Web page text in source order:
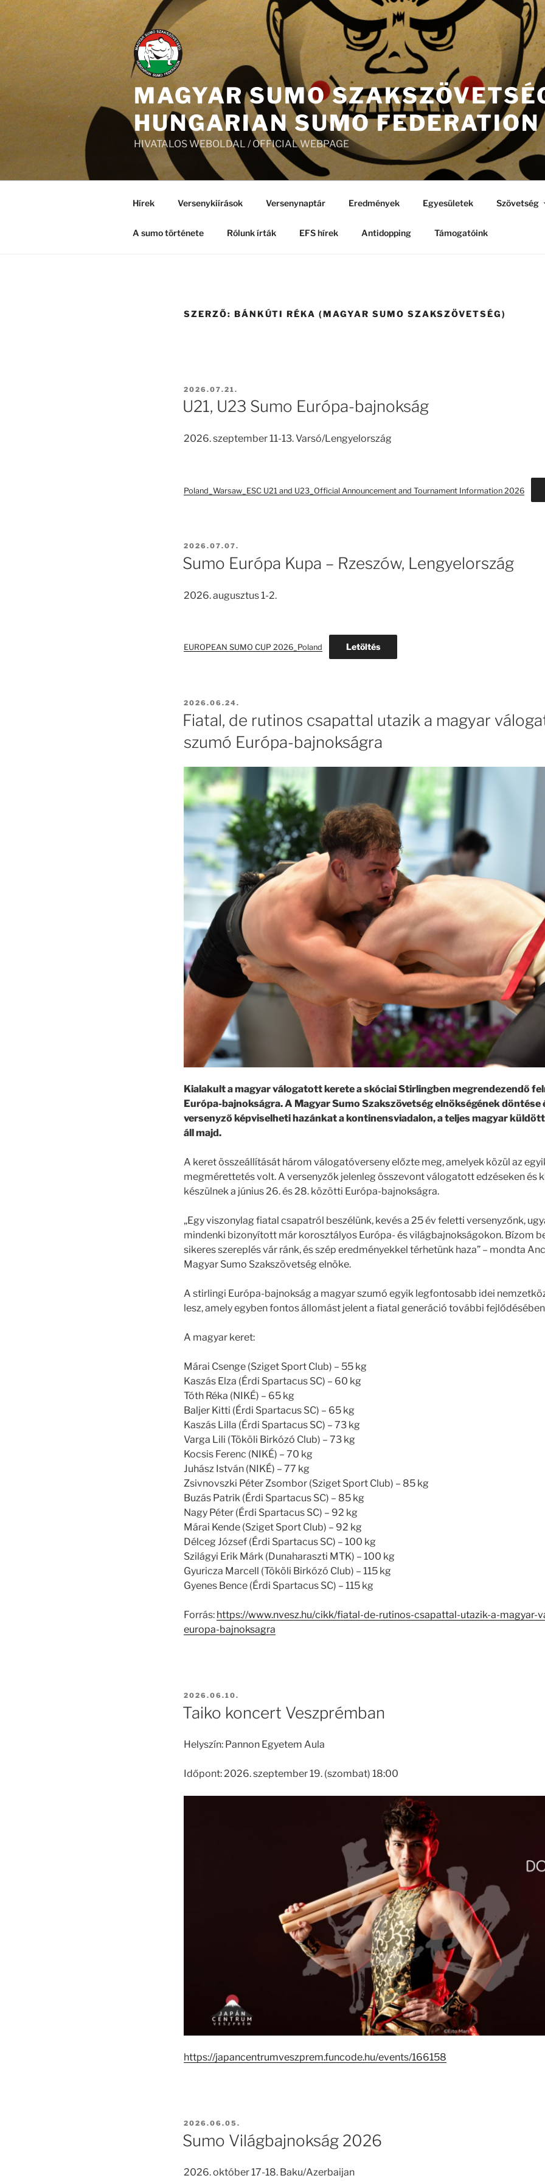
Tartalomhoz
MAGYAR SUMO
HUNGARIAN SUMO FEDERATION
HIVATALOS WEBOLDAL / OFFICIAL WEBPAGE
Hírek Versenykiírások Versenynaptár Eredmények Egyesületek Szövetség
A sumo története Rólunk írták EFS hírek Antidopping Támogatóink
SZERZŐ: BÁNKÚTI RÉKA (MAGYAR SUMO SZAKSZÖVETSÉG)
BEKÜLDVE:
2026.07.21.
U21, U23 Sumo Európa-bajnokság
2026. szeptember 11-13. Varsó/Lengyelország
Poland_Warsaw_ESC U21 and U23_Official Announcement and Tournament Information 2026
BEKÜLDVE:
2026.07.07.
Sumo Európa Kupa – Rzeszów, Lengyelország
2026. augusztus 1-2.
EUROPEAN SUMO CUP 2026_Poland Letöltés
BEKÜLDVE:
2026.06.24.
Fiatal, de rutinos csapattal utazik a magyar
szumó Európa-bajnokságra
Kialakult a magyar válogatott kerete a skóciai Stirlingben megrendezendő
Európa-bajnokságra. A Magyar Sumo Szakszövetség elnökségének döntése
versenyző képviselheti hazánkat a kontinensviadalon, a teljes magyar
áll majd.
A keret összeállítását három válogatóverseny előzte meg, amelyek közül az
megmérettetés volt. A versenyzők jelenleg összevont válogatott edzéseken és
készülnek a június 26. és 28. közötti Európa-bajnokságra.
„Egy viszonylag fiatal csapatról beszélünk, kevés a 25 év feletti versenyzőnk,
mindenki bizonyított már korosztályos Európa- és világbajnokságokon. Bízom
sikeres szereplés vár ránk, és szép eredményekkel térhetünk haza” – mondta
Magyar Sumo Szakszövetség elnöke.
A stirlingi Európa-bajnokság a magyar szumó egyik legfontosabb idei
lesz, amely egyben fontos állomást jelent a fiatal generáció további
A magyar keret:
Márai Csenge (Sziget Sport Club) – 55 kg
Kaszás Elza (Érdi Spartacus SC) – 60 kg
Tóth Réka (NIKÉ) – 65 kg
Baljer Kitti (Érdi Spartacus SC) – 65 kg
Kaszás Lilla (Érdi Spartacus SC) – 73 kg
Varga Lili (Tököli Birkózó Club) – 73 kg
Kocsis Ferenc (NIKÉ) – 70 kg
Juhász István (NIKÉ) – 77 kg
Zsivnovszki Péter Zsombor (Sziget Sport Club) – 85 kg
Buzás Patrik (Érdi Spartacus SC) – 85 kg
Nagy Péter (Érdi Spartacus SC) – 92 kg
Márai Kende (Sziget Sport Club) – 92 kg
Délceg József (Érdi Spartacus SC) – 100 kg
Szilágyi Erik Márk (Dunaharaszti MTK) – 100 kg
Gyuricza Marcell (Tököli Birkózó Club) – 115 kg
Gyenes Bence (Érdi Spartacus SC) – 115 kg
Forrás: https://www.nvesz.hu/cikk/fiatal-de-rutinos-csapattal-utazik-a-magyar-
europa-bajnoksagra
BEKÜLDVE:
2026.06.10.
Taiko koncert Veszprémban
Helyszín: Pannon Egyetem Aula
Időpont: 2026. szeptember 19. (szombat) 18:00
https://japancentrumveszprem.funcode.hu/events/166158
BEKÜLDVE:
2026.06.05.
Sumo Világbajnokság 2026
2026. október 17-18. Baku/Azerbaijan